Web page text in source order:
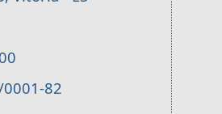
0001-82